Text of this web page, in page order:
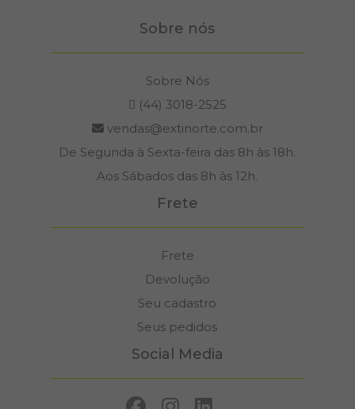
Sobre nós
Sobre Nós
(44) 3018-2525
vendas@extinorte.com.br
De Segunda à Sexta-feira das 8h às 18h.
Aos Sábados das 8h às 12h.
Frete
Frete
Devolução
Seu cadastro
Seus pedidos
Social Media